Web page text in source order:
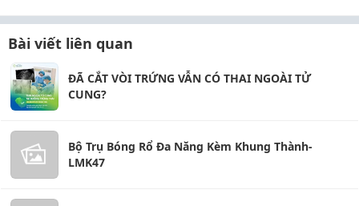
Bài viết liên quan
ĐÃ CẮT VÒI TRỨNG VẪN CÓ THAI NGOÀI TỬ
CUNG?
Bộ Trụ Bóng Rổ Đa Năng Kèm Khung Thành-
LMK47